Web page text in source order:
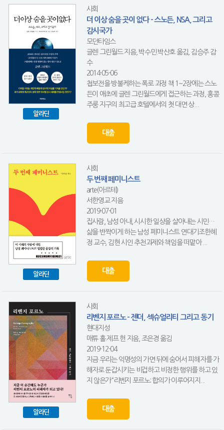
알라딘
사회
더 이상 숨을 곳이 없다 - 스노든, NSA, 그리고
감시국가
모던타임스
글렌 그린월드 지음, 박수민.박산호 옮김, 김승주 감
수
2014-05-06
첩보전을 방불케하는 폭로 과정 책 1~2장에는 스노
든이 애초에 글렌 그린월드에게 접근하는 과정, 홍콩
주룽 지구의 최고급 호텔에서의 첫 대면 상...
대출
알라딘
사회
두 번째 페미니스트
arte(아르테)
서한영교 지음
2019-07-01
집사람, 남성 아내, 시시한 일상을 살아내는 시민…
삶을 반짝이게 하는 남성 페미니스트 연대기조한혜
정 교수, 김현 시인 추천과제와 책임을 떠맡아 ...
대출
알라딘
사회
리벤지 포르노 - 젠더, 섹슈얼리티 그리고 동기
현대지성
매튜 홀.제프 헌 지음, 조은경 옮김
2019-12-04
지금 우리는 익명성의 가면 뒤에 숨어서 피해자를 가
해자로 둔갑시키는 비겁하고 비정한 행위를 하고 있
지 않은가“리벤지 포르노: 합의가 이루어지지...
대출